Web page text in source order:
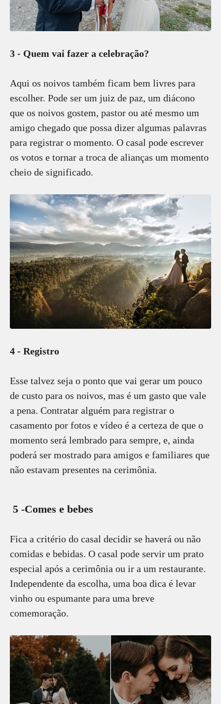
3 - Quem vai fazer a celebração?
Aqui os noivos também ficam bem livres para
escolher. Pode ser um juiz de paz, um diácono
que os noivos gostem, pastor ou até mesmo um
amigo chegado que possa dizer algumas palavras
para registrar o momento. O casal pode escrever
os votos e tornar a troca de alianças um momento
cheio de significado.
4 - Registro
Esse talvez seja o ponto que vai gerar um pouco
de custo para os noivos, mas é um gasto que vale
a pena. Contratar alguém para registrar o
casamento por fotos e vídeo é a certeza de que o
momento será lembrado para sempre, e, ainda
poderá ser mostrado para amigos e familiares que
não estavam presentes na cerimônia.
5 -Comes e bebes
Fica a critério do casal decidir se haverá ou não
comidas e bebidas. O casal pode servir um prato
especial após a cerimônia ou ir a um restaurante.
Independente da escolha, uma boa dica é levar
vinho ou espumante para uma breve
comemoração.